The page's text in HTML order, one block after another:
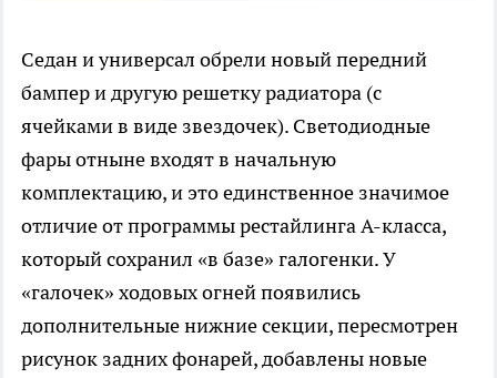
Седан и универсал обрели новый передний
бампер и другую решетку радиатора (с
ячейками в виде звездочек). Светодиодные
фары отныне входят в начальную
комплектацию, и это единственное значимое
отличие от программы рестайлинга A-класса,
который сохранил «в базе» галогенки. У
«галочек» ходовых огней появились
дополнительные нижние секции, пересмотрен
рисунок задних фонарей, добавлены новые